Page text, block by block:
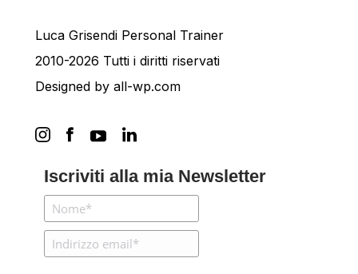
Luca Grisendi Personal Trainer
2010-2026 Tutti i diritti riservati
Designed by all-wp.com
Iscriviti alla mia Newsletter